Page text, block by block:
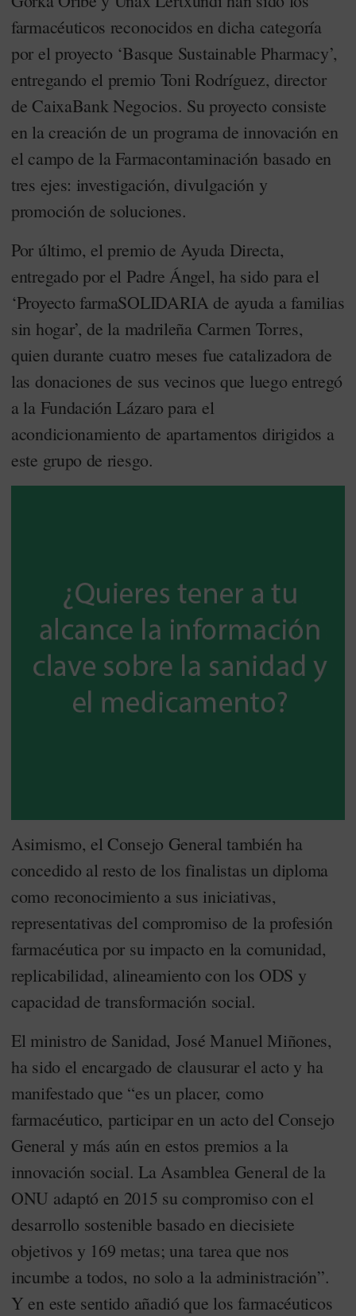
farmacéuticos reconocidos en dicha categoría
por el proyecto ‘Basque Sustainable Pharmacy’,
entregando el premio Toni Rodríguez, director
de CaixaBank Negocios. Su proyecto consiste
en la creación de un programa de innovación en
el campo de la Farmacontaminación basado en
tres ejes: investigación, divulgación y
promoción de soluciones.
Por último, el premio de Ayuda Directa,
entregado por el Padre Ángel, ha sido para el
‘Proyecto farmaSOLIDARIA de ayuda a familias
sin hogar’, de la madrileña Carmen Torres,
quien durante cuatro meses fue catalizadora de
las donaciones de sus vecinos que luego entregó
a la Fundación Lázaro para el
acondicionamiento de apartamentos dirigidos a
este grupo de riesgo.
Asimismo, el Consejo General también ha
concedido al resto de los finalistas un diploma
como reconocimiento a sus iniciativas,
representativas del compromiso de la profesión
farmacéutica por su impacto en la comunidad,
replicabilidad, alineamiento con los ODS y
capacidad de transformación social.
El ministro de Sanidad, José Manuel Miñones,
ha sido el encargado de clausurar el acto y ha
manifestado que “es un placer, como
farmacéutico, participar en un acto del Consejo
General y más aún en estos premios a la
innovación social. La Asamblea General de la
ONU adaptó en 2015 su compromiso con el
desarrollo sostenible basado en diecisiete
objetivos y 169 metas; una tarea que nos
incumbe a todos, no solo a la administración”.
Y en este sentido añadió que los farmacéuticos